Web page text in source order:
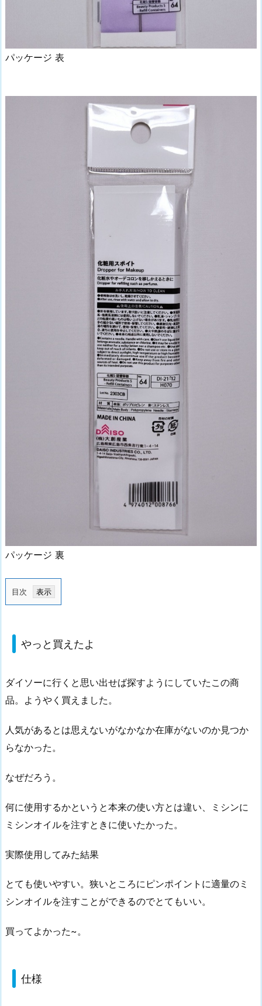
パッケージ 表
パッケージ 裏
目次
1.
と
え
2.
仕
やっと買えたよ
ダイソーに行くと思い出せば探すようにしていたこの商
品。ようやく買えました。
人気があるとは思えないがなかなか在庫がないのか見つか
らなかった。
なぜだろう。
何に使用するかというと本来の使い方とは違い、ミシンに
ミシンオイルを注すときに使いたかった。
実際使用してみた結果
とても使いやすい。狭いところにピンポイントに適量のミ
シンオイルを注すことができるのでとてもいい。
買ってよかった~。
仕様